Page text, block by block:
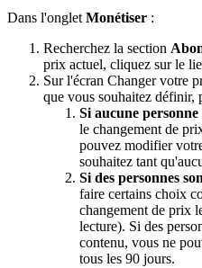
Dans l'onglet Monétiser :
Recherchez la section
prix actuel, cliquez sur le
Sur l'écran Changer votre
que vous souhaitez définir,
Si aucune
le changement de
pouvez modifier
souhaitez tant
Si des personnes
faire certains choix
changement de prix
lecture). Si des
contenu, vous ne
tous les 90 jours.